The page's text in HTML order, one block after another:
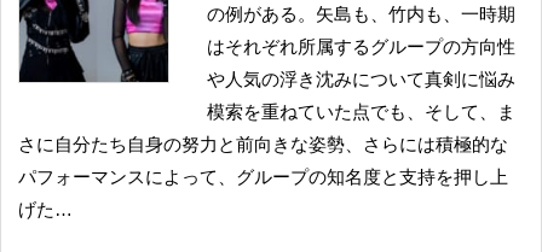
の例がある。矢島も、竹内も、一時期
はそれぞれ所属するグループの方向性
や人気の浮き沈みについて真剣に悩み
模索を重ねていた点でも、そして、ま
さに自分たち自身の努力と前向きな姿勢、さらには積極的な
パフォーマンスによって、グループの知名度と支持を押し上
げた…